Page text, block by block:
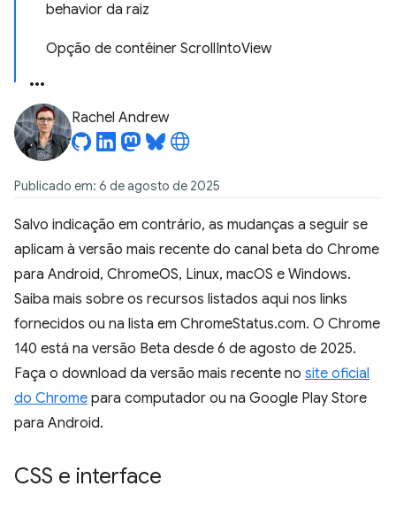
behavior da raiz
Opção de contêiner ScrollIntoView
Rachel Andrew
Publicado em: 6 de agosto de 2025
Salvo indicação em contrário, as mudanças a seguir se
aplicam à versão mais recente do canal beta do Chrome
para Android, ChromeOS, Linux, macOS e Windows.
Saiba mais sobre os recursos listados aqui nos links
fornecidos ou na lista em ChromeStatus.com. O Chrome
140 está na versão Beta desde 6 de agosto de 2025.
Faça o download da versão mais recente no site oficial
do Chrome para computador ou na Google Play Store
para Android.
CSS e interface